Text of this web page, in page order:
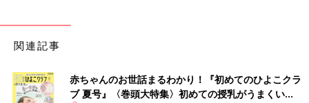
関連記事
赤ちゃんのお世話まるわかり！『初めてのひよこクラ
ブ 夏号』〈巻頭大特集〉初めての授乳がうまくい